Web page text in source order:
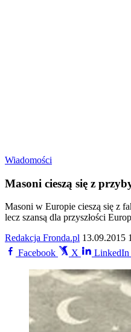
Wiadomości
Masoni cieszą się z
Masoni w Europie cieszą się z
lecz szansą dla przyszłości
Redakcja Fronda.pl 13.09.2015
Facebook
X LinkedIn